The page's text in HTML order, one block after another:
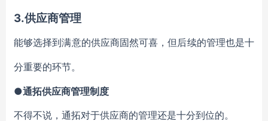
3.供应商管理
能够选择到满意的供应商固然可喜，但后续的管理也是十
分重要的环节。
●通拓供应商管理制度
不得不说，通拓对于供应商的管理还是十分到位的。